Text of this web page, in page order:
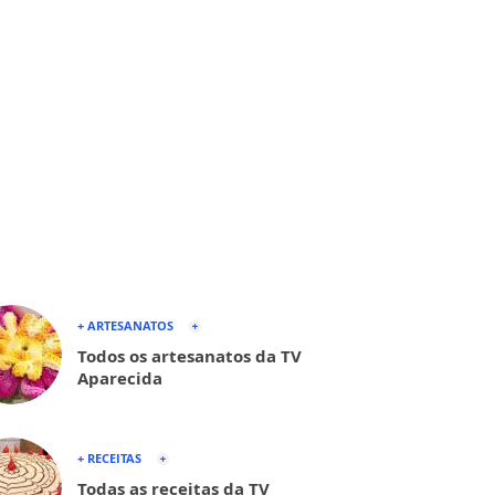
+ ARTESANATOS
Todos os artesanatos da TV
Aparecida
+ RECEITAS
Todas as receitas da TV